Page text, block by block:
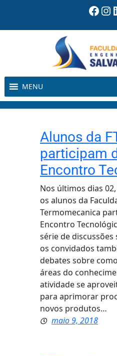
o
MENU
Alunos da
participam
Encontro
Nos últimos dias
os alunos da
Termomecanica
Encontro
série de discussões
os convidados
debates sobre
áreas do
atividade se
para aprimorar
novos produtos…
maio 9, 2018